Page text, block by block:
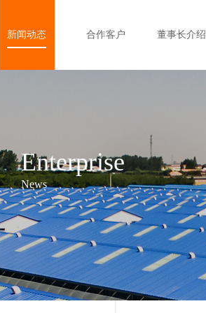
新闻动态 合作客户 董事长介绍
Enterprise
News